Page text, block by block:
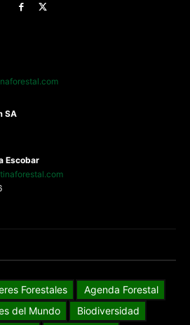
SA
Escobar
Forestales
Agenda Forestal
del Mundo
Biodiversidad